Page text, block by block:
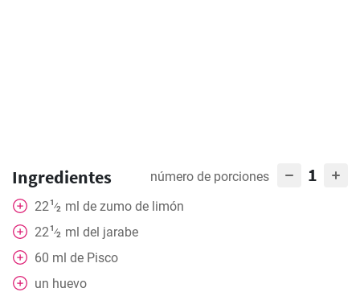
Ingredientes número de porciones 1
221⁄2 ml de zumo de limón
221⁄2 ml del jarabe
60 ml de Pisco
un huevo